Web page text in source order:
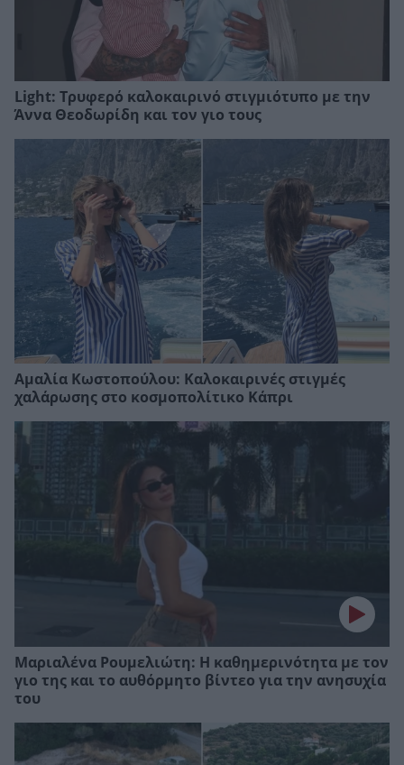
Light: Τρυφερό καλοκαιρινό στιγμιότυπο με την
Άννα Θεοδωρίδη και τον γιο τους
Αμαλία Κωστοπούλου: Καλοκαιρινές στιγμές
χαλάρωσης στο κοσμοπολίτικο Κάπρι
Μαριαλένα Ρουμελιώτη: Η καθημερινότητα με τον
γιο της και το αυθόρμητο βίντεο για την ανησυχία
του